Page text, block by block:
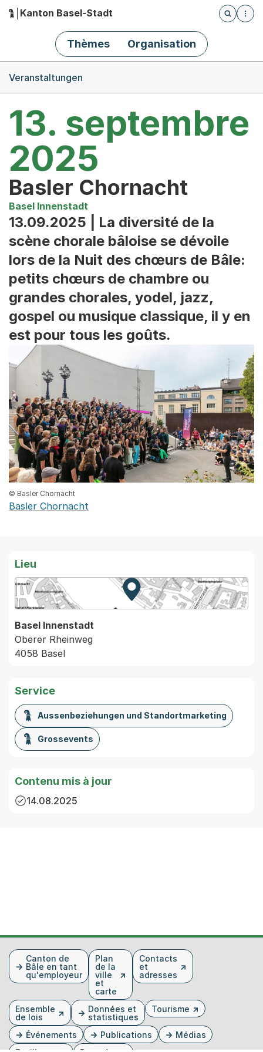
Hauptnavigation
Kanton Basel-Stadt
Öffnet
Thèmes Organisation
Veranstaltungen
Basler Chornacht
13. septembre
2025
Basel Innenstadt
13.09.2025 | La diversité de la
scène chorale bâloise se dévoile
lors de la Nuit des chœurs de Bâle:
petits chœurs de chambre ou
grandes chorales, yodel, jazz,
gospel ou musique classique, il y en
est pour tous les goûts.
© Basler Chornacht
Basler Chornacht
Lieu
Zur Karte von MapBS.
Externer Link, wird in einem
Basel Innenstadt
Oberer Rheinweg
4058 Basel
Service
Aussenbeziehungen und Standortmarketing
Grossevents
Contenu mis à jour
14.08.2025
FusszeileCanton de
Bâle en tant
qu'employeur
Plan
de la
ville
et
carte
Contacts
et
adresses
Ensemble
de lois
Données et
statistiques
Tourisme
Événements Publications
Médias